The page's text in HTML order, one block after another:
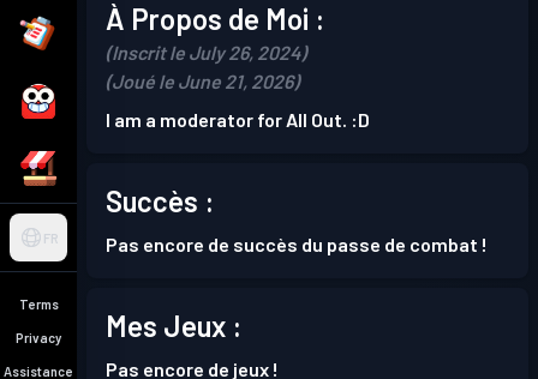
FR
Terms
Privacy
Assistance
À Propos de Moi :
(Inscrit le July 26, 2024)
(Joué le June 21, 2026)
I am a moderator for All Out. :D
Succès :
Pas encore de succès du passe de combat !
Mes Jeux :
Pas encore de jeux !